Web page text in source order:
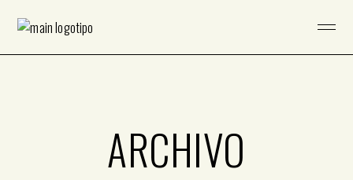
contenido
ARCHIVO